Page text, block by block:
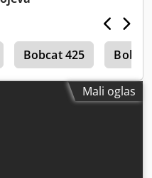
Bobcat 425
Mali oglas